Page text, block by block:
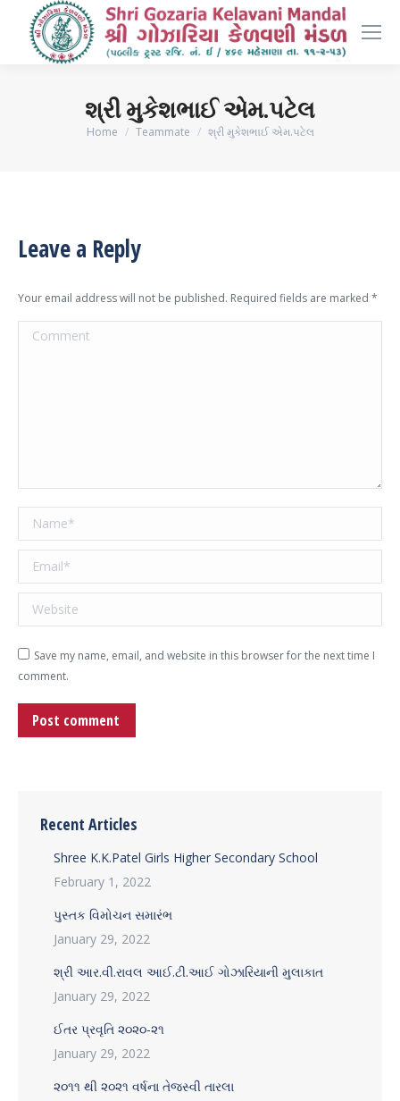
શ્રી મુકેશભાઈ એમ.પટેલ
You are here:
Home Teammate શ્રી મુકેશભાઈ એમ.પટેલ
Leave a Reply
Your email address will not be published. Required fields are marked *
Comment
Name *
Email *
Website
Save my name, email, and website in this browser for the next time I
comment.
Post comment
Recent Articles
Shree K.K.Patel Girls Higher Secondary School
February 1, 2022
પુસ્તક વિમોચન સમારંભ
January 29, 2022
શ્રી આર.વી.રાવલ આઈ.ટી.આઈ ગોઝારિયાની મુલાકાત
January 29, 2022
ઈતર પ્રવૃતિ ૨૦૨૦-૨૧
January 29, 2022
૨૦૧૧ થી ૨૦૨૧ વર્ષના તેજસ્વી તારલા